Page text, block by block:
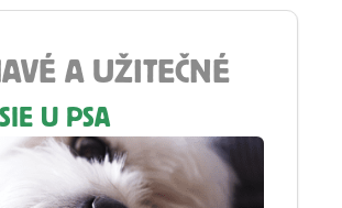
A UŽITEČNÉ
U PSA